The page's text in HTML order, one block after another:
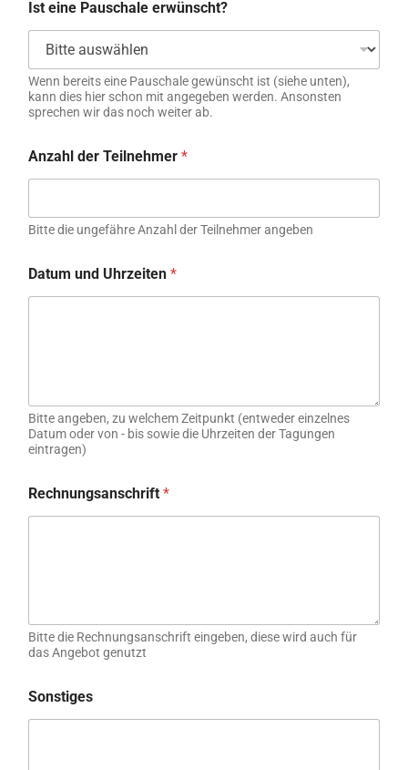
Ist eine Pauschale erwünscht?
Wenn bereits eine Pauschale gewünscht ist (siehe unten),
kann dies hier schon mit angegeben werden. Ansonsten
sprechen wir das noch weiter ab.
Anzahl der Teilnehmer *
Bitte die ungefähre Anzahl der Teilnehmer angeben
Datum und Uhrzeiten *
Bitte angeben, zu welchem Zeitpunkt (entweder einzelnes
Datum oder von - bis sowie die Uhrzeiten der Tagungen
eintragen)
Rechnungsanschrift *
Bitte die Rechnungsanschrift eingeben, diese wird auch für
das Angebot genutzt
Sonstiges